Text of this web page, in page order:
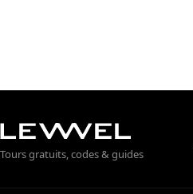
Tours gratuits, codes & guides